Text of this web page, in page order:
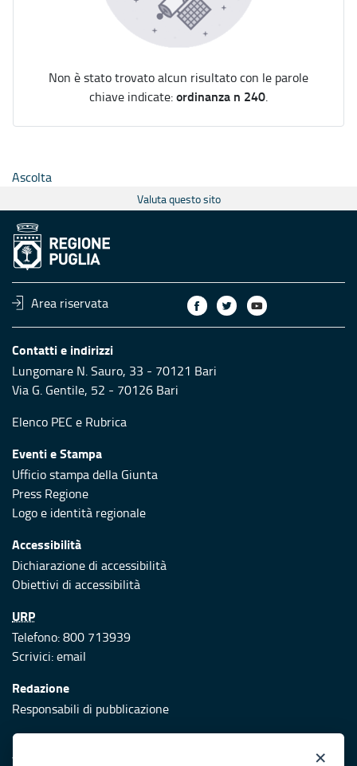
Non è stato trovato alcun risultato con le parole
chiave indicate:ordinanza n 240.
Ascolta
Valuta questo sito
Area riservata
Contatti e indirizzi
Lungomare N. Sauro, 33 - 70121 Bari
Via G. Gentile, 52 - 70126 Bari
Elenco PEC e Rubrica
Eventi e Stampa
Ufficio stampa della Giunta
Press Regione
Logo e identità regionale
Accessibilità
Dichiarazione di accessibilità
Obiettivi di accessibilità
URP
Telefono: 800 713939
Scrivici:email
Redazione
Responsabili di pubblicazione
Protezione civile
Vai al sito di Protezione Civile Puglia ×